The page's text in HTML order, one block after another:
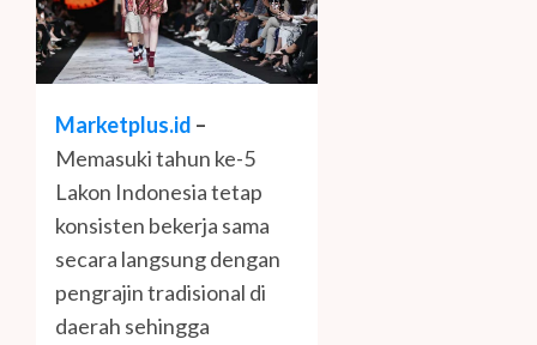
Marketplus.id –
Memasuki tahun ke-5
Lakon Indonesia tetap
konsisten bekerja sama
secara langsung dengan
pengrajin tradisional di
daerah sehingga